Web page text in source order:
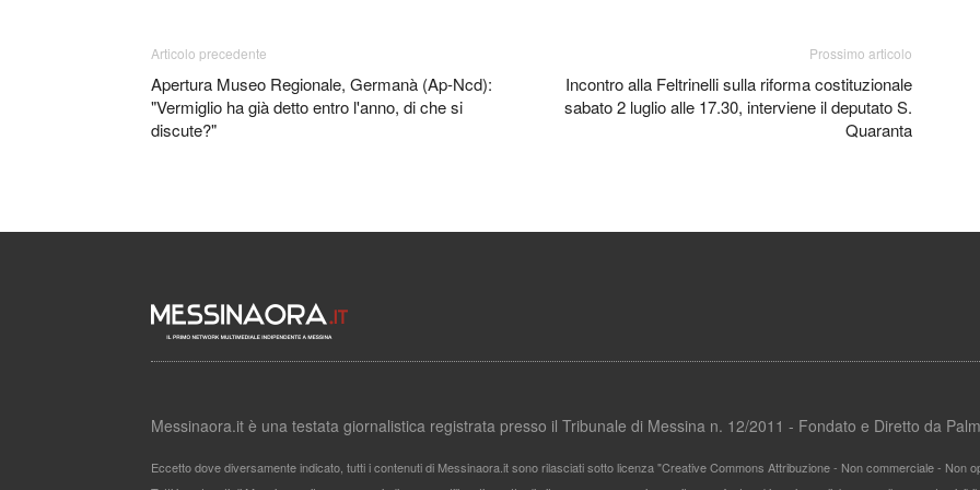
Articolo precedente
Apertura Museo Regionale, Germanà (Ap-Ncd):
"Vermiglio ha già detto entro l'anno, di che si
discute?"
Prossimo articolo
Incontro alla Feltrinelli sulla riforma costituzionale
sabato 2 luglio alle 17.30, interviene il deputato S.
Quaranta
Messinaora.it è una testata giornalistica registrata presso il Tribunale di Messina n. 12/2011 - Fondato e Diretto da
Eccetto dove diversamente indicato, tutti i contenuti di Messinaora.it sono rilasciati sotto licenza "Creative Commons Attribuzione - Non commerciale - Non